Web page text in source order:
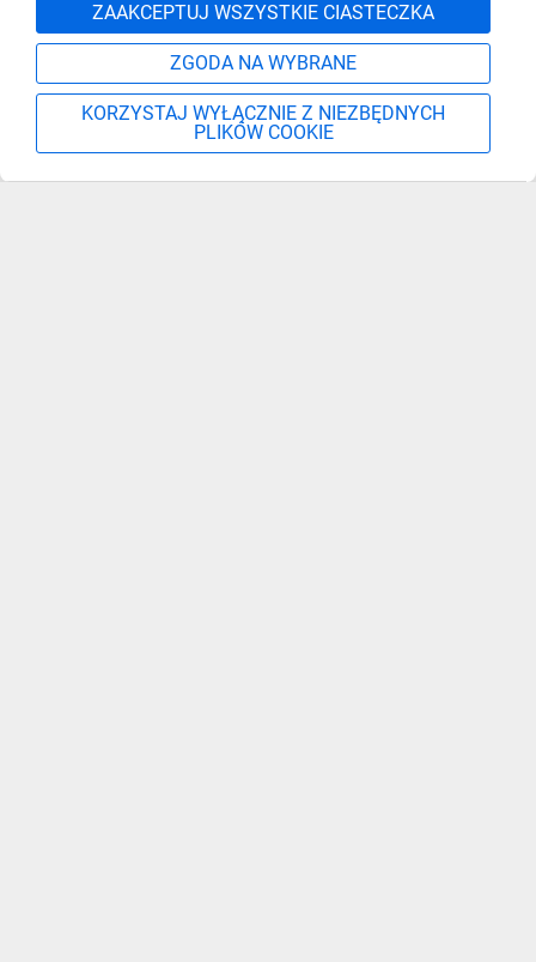
ZAAKCEPTUJ WSZYSTKIE CIASTECZKA
ZGODA NA WYBRANE
KORZYSTAJ WYŁĄCZNIE Z NIEZBĘDNYCH
PLIKÓW COOKIE